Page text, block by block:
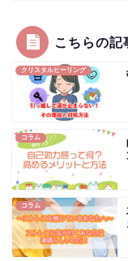
こちらの
クリスタルヒーリング
コラム
コラム